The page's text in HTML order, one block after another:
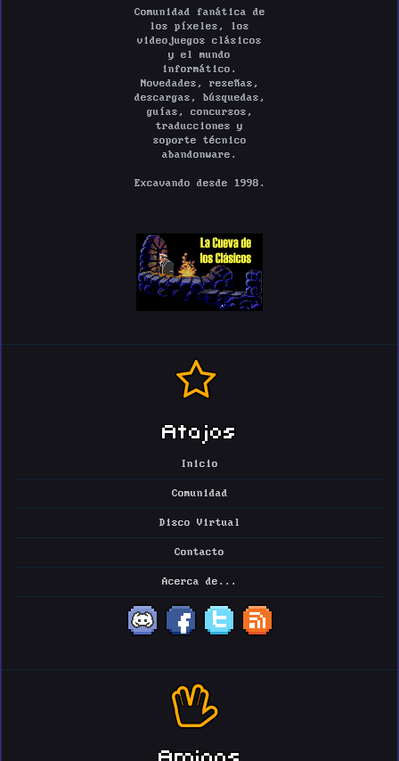
Comunidad fanática de
los píxeles, los
videojuegos clásicos
y el mundo
informático.
Novedades, reseñas,
descargas, búsquedas,
guías, concursos,
traducciones y
soporte técnico
abandonware.
Excavando desde 1998.
Atajos
Inicio
Comunidad
Disco Virtual
Contacto
Acerca de...
Amigos